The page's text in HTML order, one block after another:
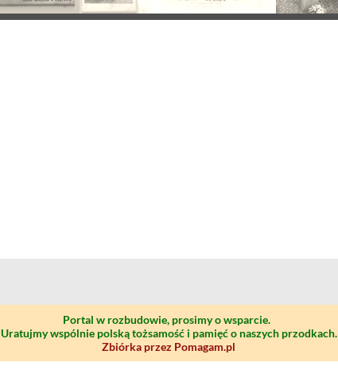
Portal w rozbudowie, prosimy o wsparcie.
Uratujmy wspólnie polską tożsamość i pamięć o naszych przodkach.
Zbiórka przez Pomagam.pl